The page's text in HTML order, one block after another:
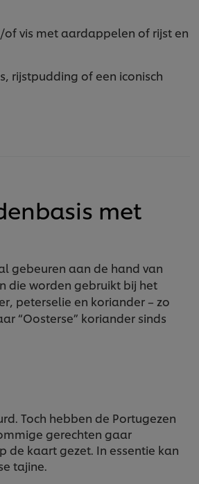
vis met aardappelen of rijst en
rijstpudding of een iconisch
met
gebeuren aan de hand van
die worden gebruikt bij het
peterselie en koriander – zo
“Oosterse” koriander sinds
Toch hebben de Portugezen
gerechten gaar
de kaart gezet. In essentie kan
tajine.